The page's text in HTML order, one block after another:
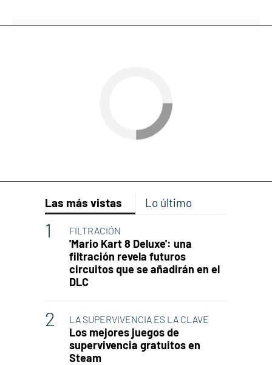
Las más vistas Lo último
FILTRACIÓN
'Mario Kart 8 Deluxe': una
filtración revela futuros
circuitos que se añadirán en el
DLC
LA SUPERVIVENCIA ES LA CLAVE
Los mejores juegos de
supervivencia gratuitos en
Steam